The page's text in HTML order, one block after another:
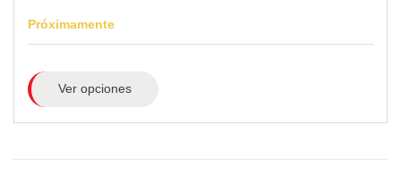
Próximamente
Ver opciones